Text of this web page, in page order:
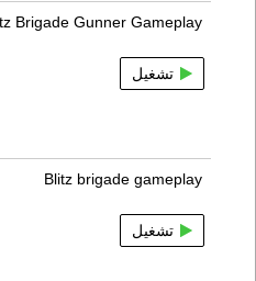
Brigade Gunner Gameplay
تشغيل
Blitz brigade gameplay
تشغيل